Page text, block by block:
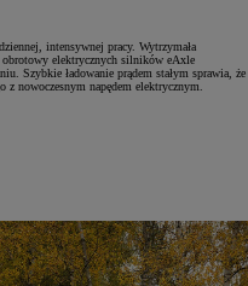
intensywnej pracy. Wytrzymała
obrotowy elektrycznych silników eAxle
Szybkie ładowanie prądem stałym sprawia, że
nowoczesnym napędem elektrycznym.